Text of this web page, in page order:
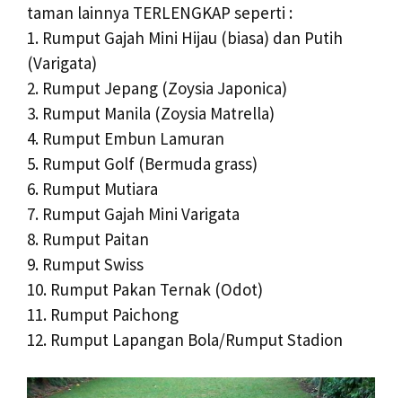
taman lainnya TERLENGKAP seperti :
1. Rumput Gajah Mini Hijau (biasa) dan Putih
(Varigata)
2. Rumput Jepang (Zoysia Japonica)
3. Rumput Manila (Zoysia Matrella)
4. Rumput Embun Lamuran
5. Rumput Golf (Bermuda grass)
6. Rumput Mutiara
7. Rumput Gajah Mini Varigata
8. Rumput Paitan
9. Rumput Swiss
10. Rumput Pakan Ternak (Odot)
11. Rumput Paichong
12. Rumput Lapangan Bola/Rumput Stadion